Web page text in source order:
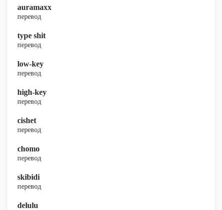
auramaxx
перевод
type shit
перевод
low-key
перевод
high-key
перевод
cishet
перевод
chomo
перевод
skibidi
перевод
delulu